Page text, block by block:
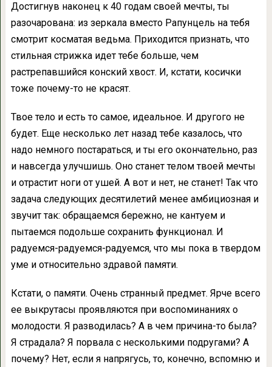
Достигнув наконец к 40 годам своей мечты, ты
разочарована: из зеркала вместо Рапунцель на тебя
смотрит косматая ведьма. Приходится признать, что
стильная стрижка идет тебе больше, чем
растрепавшийся конский хвост. И, кстати, косички
тоже почему-то не красят.
Твое тело и есть то самое, идеальное. И другого не
будет. Еще несколько лет назад тебе казалось, что
надо немного постараться, и ты его окончательно, раз
и навсегда улучшишь. Оно станет телом твоей мечты
и отрастит ноги от ушей. А вот и нет, не станет! Так что
задача следующих десятилетий менее амбициозная и
звучит так: обращаемся бережно, не кантуем и
пытаемся подольше сохранить функционал. И
радуемся-радуемся-радуемся, что мы пока в твердом
уме и относительно здравой памяти.
Кстати, о памяти. Очень странный предмет. Ярче всего
ее выкрутасы проявляются при воспоминаниях о
молодости. Я разводилась? А в чем причина-то была?
Я страдала? Я порвала с несколькими подругами? А
почему? Нет, если я напрягусь, то, конечно, вспомню и